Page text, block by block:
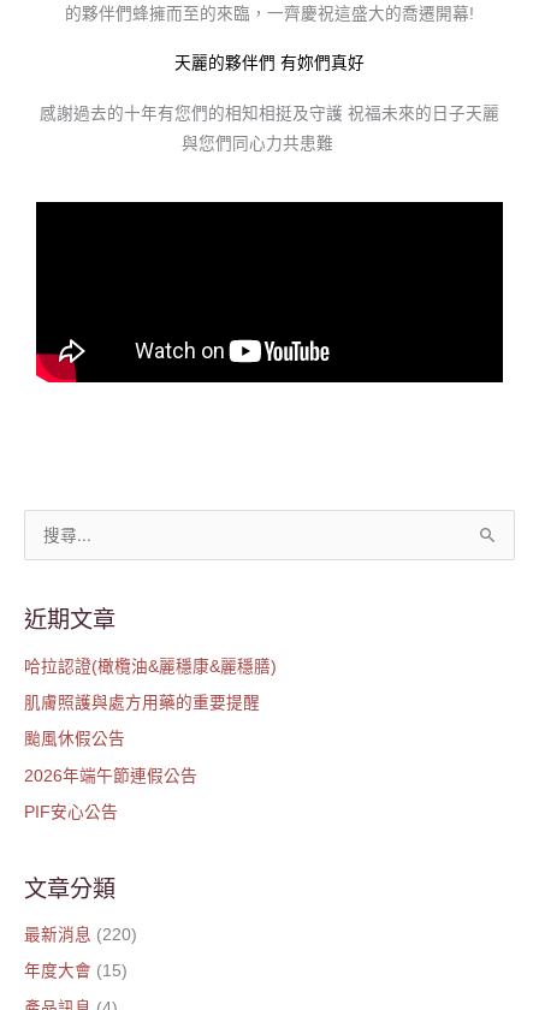
的夥伴們蜂擁而至的來臨，一齊慶祝這盛大的喬遷開幕!
天麗的夥伴們 有妳們真好
感謝過去的十年有您們的相知相挺及守護 祝福未來的日子天麗
與您們同心力共患難
關
字
:
近期文章
哈拉認證(橄欖油&麗穩康&麗穩膳)
肌膚照護與處方用藥的重要提醒
颱風休假公告
2026年端午節連假公告
PIF安心公告
文章分類
最新消息 (220)
年度大會 (15)